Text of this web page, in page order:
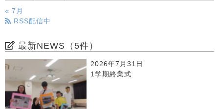
« 7月
RSS配信中
最新NEWS（5件）
2026年7月31日
1学期終業式